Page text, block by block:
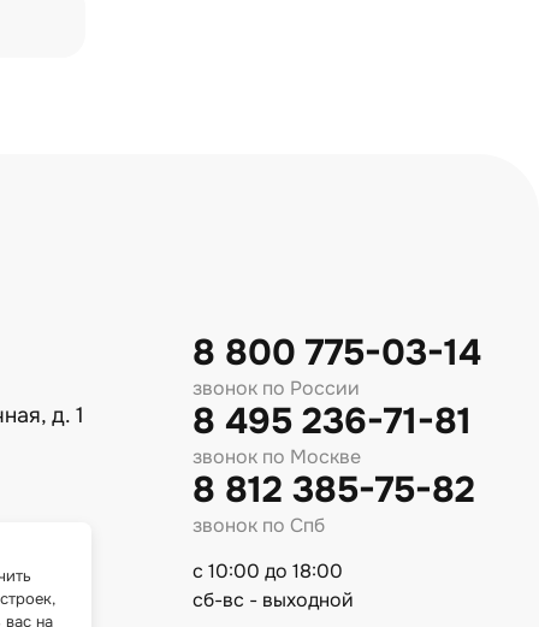
д. 1
8 800 775-03-14
звонок по России
8 495 236-71-81
звонок по Москве
8 812 385-75-82
звонок по Спб
с 10:00 до 18:00
сб-вс - выходной
на